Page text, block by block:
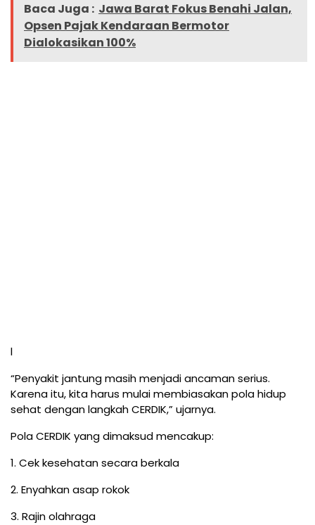
Baca Juga : Jawa Barat Fokus Benahi Jalan,
Opsen Pajak Kendaraan Bermotor
Dialokasikan 100%
l
“Penyakit jantung masih menjadi ancaman serius.
Karena itu, kita harus mulai membiasakan pola hidup
sehat dengan langkah CERDIK,” ujarnya.
Pola CERDIK yang dimaksud mencakup:
1. Cek kesehatan secara berkala
2. Enyahkan asap rokok
3. Rajin olahraga